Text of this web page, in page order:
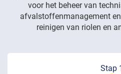
voor het beheer van
afvalstoffenmanagement
reinigen van riolen en
Stap 1